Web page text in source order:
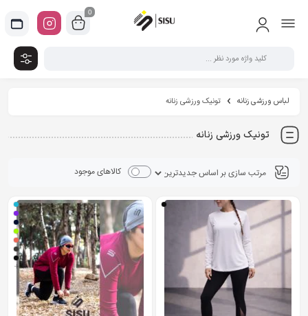
0
لباس ورزشی زنانه تونیک ورزشی زنانه
تونیک ورزشی زنانه
کالاهای موجود
+